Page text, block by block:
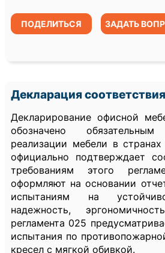
ПОДЕЛИТЬСЯ ЗАДАТЬ
Декларация соответствия
Декларирование офисной
обозначено
реализации мебели в
официально подтверждает
требованиям этого
оформляют на основании
испытаниям на
надежность,
регламента 025
испытания по
кресел с мягкой обивкой.